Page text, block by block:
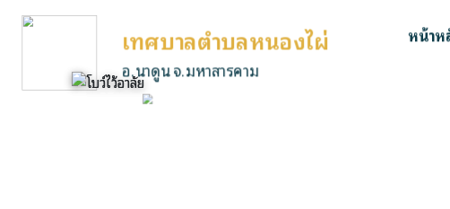
เทศบาลตำบลหนองไผ่
อ.นาดูน จ.มหาสารคาม
หน้าห